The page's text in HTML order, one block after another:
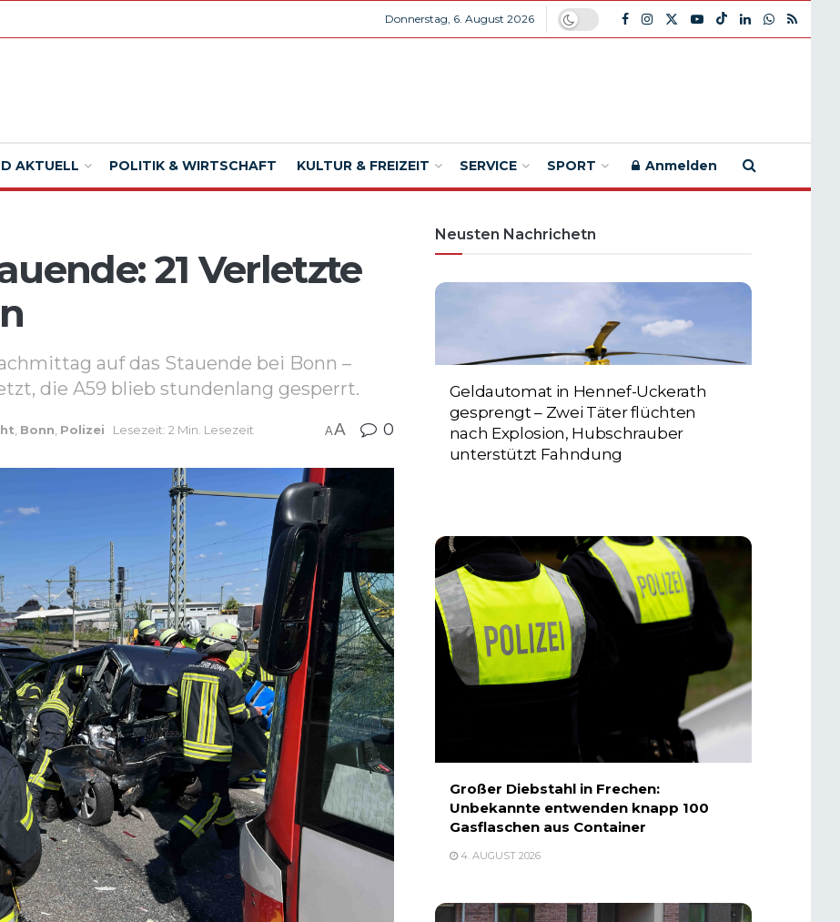
Donnerstag, 6. August 2026
AKTUELL POLITIK & WIRTSCHAFT KULTUR & FREIZEIT SERVICE SPORT Anmelden
21 Verletzte
auf das Stauende bei Bonn –
die A59 blieb stundenlang gesperrt.
, Bonn, Polizei Lesezeit: 2 Min. Lesezeit AA 0
Neusten Nachrichetn
Geldautomat in Hennef-Uckerath
gesprengt – Zwei Täter flüchten
nach Explosion, Hubschrauber
unterstützt Fahndung
Großer Diebstahl in Frechen:
Unbekannte entwenden knapp 100
Gasflaschen aus Container
4. AUGUST 2026